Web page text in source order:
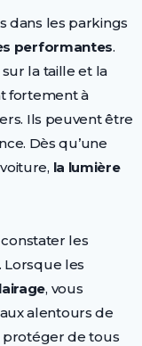
dans les parkings
performantes.
la taille et la
fortement à
Ils peuvent être
Dès qu’une
la lumière
les
Lorsque les
, vous
alentours de
protéger de tous